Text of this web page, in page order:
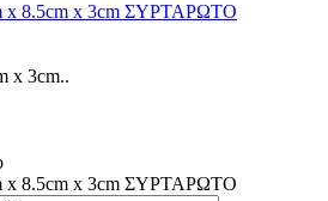
8.5cm x 3cm ΣΥΡΤΑΡΩΤΟ
x 3cm..
8.5cm x 3cm ΣΥΡΤΑΡΩΤΟ